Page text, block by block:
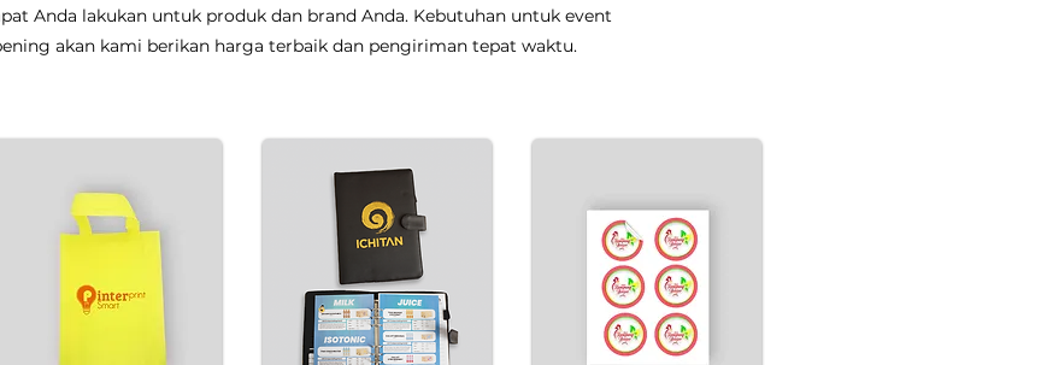
Anda lakukan untuk produk dan brand Anda. Kebutuhan untuk event
akan kami berikan harga terbaik dan pengiriman tepat waktu.